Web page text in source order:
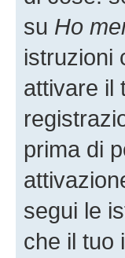
su Ho
istruzioni
attivare il
prima di
segui le
che il tuo